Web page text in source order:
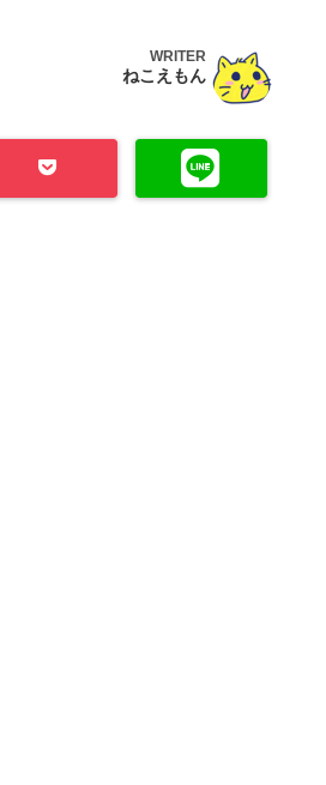
WRITER
ねこえもん